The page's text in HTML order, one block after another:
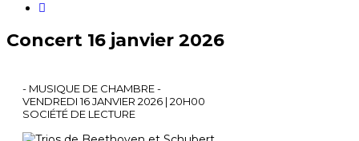
Concert 16 janvier 2026
- MUSIQUE DE CHAMBRE -
VENDREDI 16 JANVIER 2026 | 20H00
SOCIÉTÉ DE LECTURE